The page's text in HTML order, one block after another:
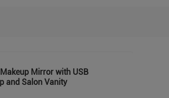
Mirror with USB
and Salon Vanity